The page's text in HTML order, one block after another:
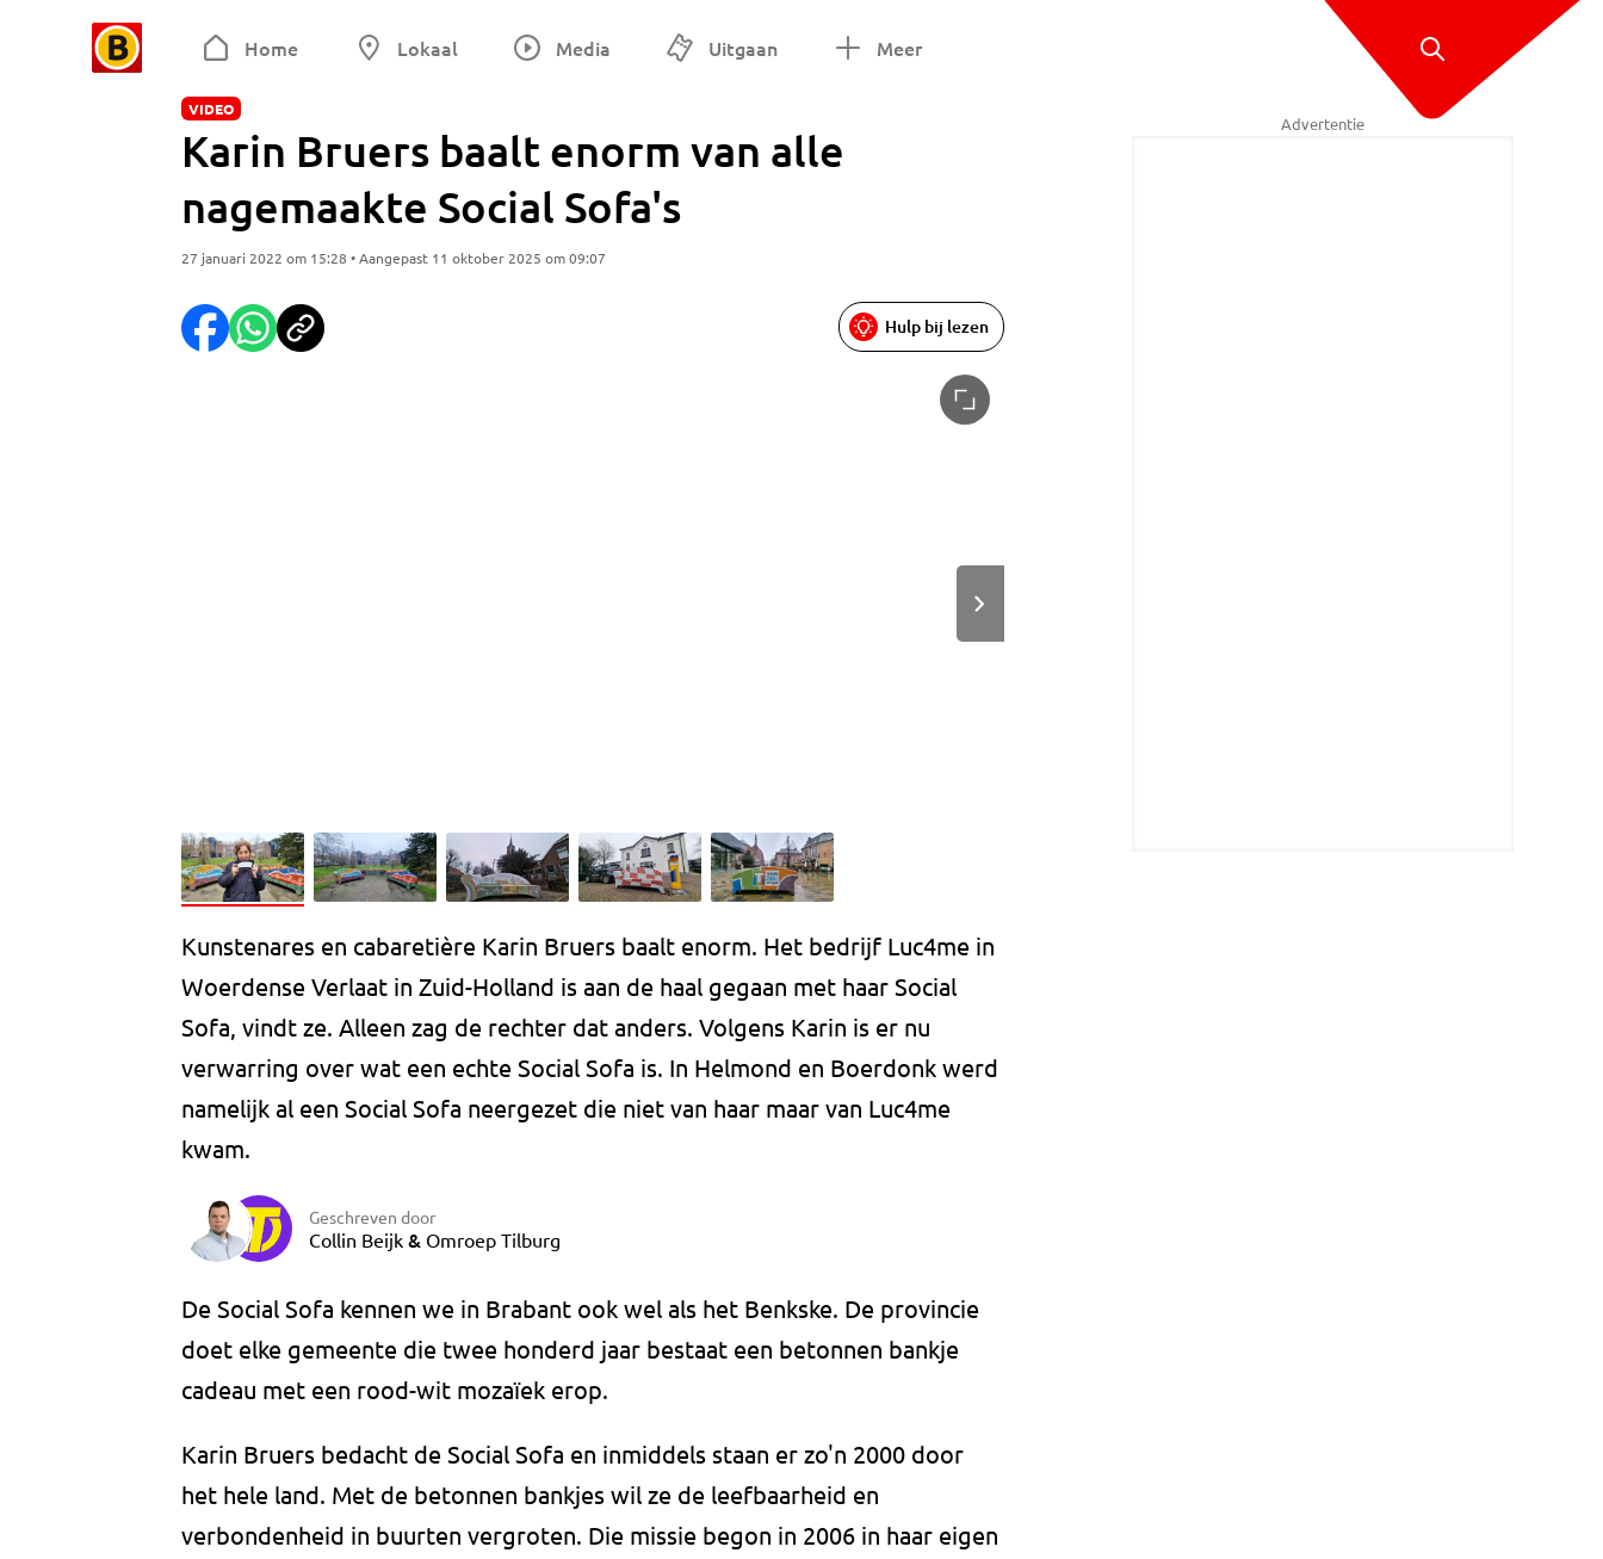
Home Lokaal Media Uitgaan Meer
VIDEO
Karin Bruers baalt enorm van alle
nagemaakte Social Sofa's
27 januari 2022 om 15:28 • Aangepast 11 oktober 2025 om 09:07
Hulp bij lezen
Kunstenares en cabaretière Karin Bruers baalt enorm. Het bedrijf Luc4me in
Woerdense Verlaat in Zuid-Holland is aan de haal gegaan met haar Social
Sofa, vindt ze. Alleen zag de rechter dat anders. Volgens Karin is er nu
verwarring over wat een echte Social Sofa is. In Helmond en Boerdonk werd
namelijk al een Social Sofa neergezet die niet van haar maar van Luc4me
kwam.
Geschreven door
Collin Beijk & Omroep Tilburg
De Social Sofa kennen we in Brabant ook wel als het Benkske. De provincie
doet elke gemeente die twee honderd jaar bestaat een betonnen bankje
cadeau met een rood-wit mozaïek erop.
Karin Bruers bedacht de Social Sofa en inmiddels staan er zo'n 2000 door
het hele land. Met de betonnen bankjes wil ze de leefbaarheid en
verbondenheid in buurten vergroten. Die missie begon in 2006 in haar eigen
Advertentie